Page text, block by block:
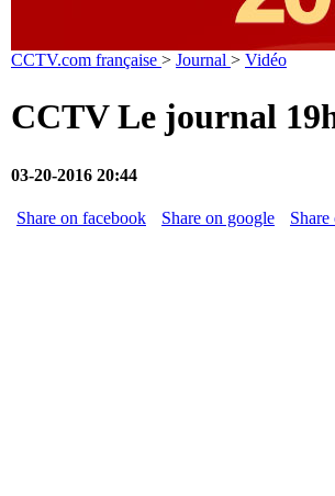
CCTV.com française > Journal > Vidéo
CCTV Le journal
03-20-2016 20:44
Share on facebook Share on google